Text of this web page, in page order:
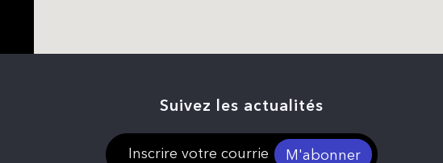
Suivez les actualités
M'abonner